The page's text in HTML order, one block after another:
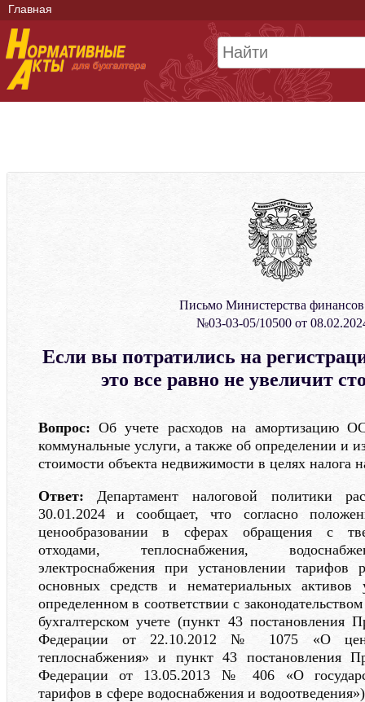
Главная
Письмо Министерства
№03-03-05/10500 от
Если вы потратились на
это все равно не увеличит
Вопрос: Об учете расходов на
коммунальные услуги, а также об определении и
стоимости объекта недвижимости в целях налога
Ответ: Департамент налоговой политики
30.01.2024 и сообщает, что согласно
ценообразовании в сферах обращения с
отходами, теплоснабжения,
электроснабжения при установлении тарифов
основных средств и нематериальных активов
определенном в соответствии с
бухгалтерском учете (пункт 43 постановления
Федерации от 22.10.2012 № 1075 «О
теплоснабжения» и пункт 43 постановления
Федерации от 13.05.2013 № 406 «О
тарифов в сфере водоснабжения и